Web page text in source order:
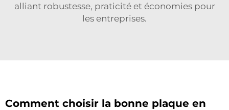
alliant robustesse, praticité et économies pour
les entreprises.
Comment choisir la bonne plaque en